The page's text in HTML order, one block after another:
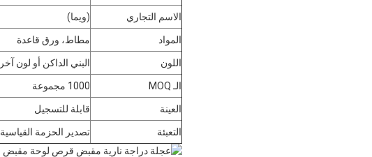
الاسم التجاري (ويما)
المواد مطاط، ورق قاعدة
اللون البني الداكن أو لون آخر
الـ MOQ 1000 مجموعة
العينة قابلة للتسجيل
التعبئة تصدير الحزمة القياسية